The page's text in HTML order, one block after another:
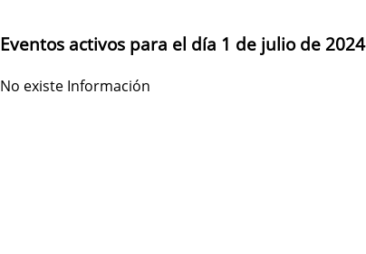
Eventos activos para el día 1 de julio de 2024
No existe Información